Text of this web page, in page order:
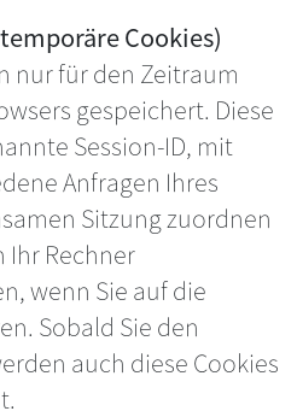
Cookies)
nur für den Zeitraum
gespeichert. Diese
Session-ID, mit
Anfragen Ihres
Sitzung zuordnen
Ihr Rechner
wenn Sie auf die
Sobald Sie den
auch diese Cookies